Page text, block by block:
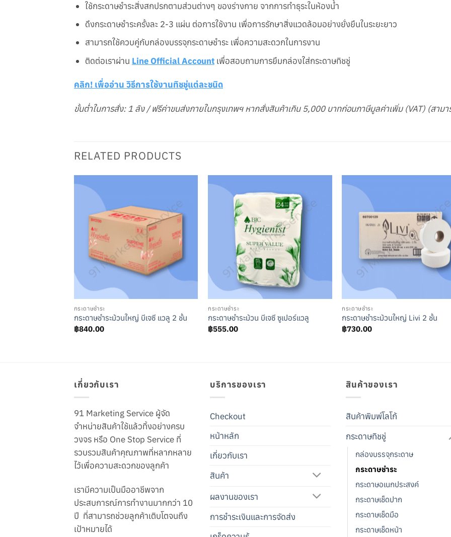
ใช้กระดาษชำระสิ่งสกปรกตามส่วนต่างๆ ของร่างกาย จากการทำธุระในห้องน้ำ
ดึงกระดาษชำระครั้งละ 2-3 แผ่น ต่อการใช้งาน เพื่อการรักษาสิ่งแวดล้อมอย่างยั่งยืนในระยะยาว
สามารถใช้ควบคู่กับกล่องบรรจุกระดาษชำระ เพื่อความสะดวกในการงาน
ติดต่อเราผ่าน Line Official Accountเพื่อสอบถามการยืมกล่องใส่กระดาษทิชชู่
คลิก! เพื่ออ่าน วิธีการใช้งานทิชชู่แต่ละชนิด
ขั้นต่ำในการสั่ง: 1 ลัง / ฟรีค่าขนส่งภายในกรุงเทพฯ หากสั่งสินค้าเกิน 5,000 บาทก่อนภาษีมูลค่าเพิ่ม (VAT) (สามา
RELATED PRODUCTS
กระดาษชำระ
กระดาษชำระม้วนใหญ่ บีเจซี แวลู 2 ชั้น
฿840.00
กระดาษชำระ
กระดาษชำระม้วน บีเจซี ซูเปอร์แวลู
฿555.00
กระดาษชำระ
กระดาษชำระม้วนใหญ่ Livi 2 ชั้น
฿730.00
เกี่ยวกับเรา
91 Marketing Service ผู้จัด
จำหน่ายสินค้าใช้แล้วทิ้งอย่างครบ
วงจร หรือ One Stop Service ที่
รวบรวมสินค้าคุณภาพที่หลากหลาย
ไว้เพื่อความสะดวกของลูกค้า
เรามีความเป็นมืออาชีพจาก
ประสบการณ์การทำงานมากกว่า 10
ปี ที่สามารถช่วยลูกค้าเติบโตจนถึง
เป้าหมายได้
บริการของเรา
Checkout
หน้าหลัก
เกี่ยวกับเรา
สินค้า
ผลงานของเรา
การชำระเงินและการจัดส่ง
สินค้าของเรา
สินค้าพิมพ์โลโก้
กระดาษทิชชู่
กล่องบรรจุกระดาษ
กระดาษชำระ
กระดาษอเนกประสงค์
กระดาษเช็ดปาก
กระดาษเช็ดมือ
กระดาษเช็ดหน้า